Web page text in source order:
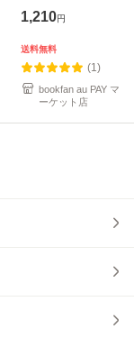
1,210円
送料無料
(1)
bookfan au PAY マ
ーケット店